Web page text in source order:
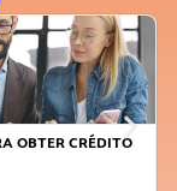
OBTER CRÉDITO